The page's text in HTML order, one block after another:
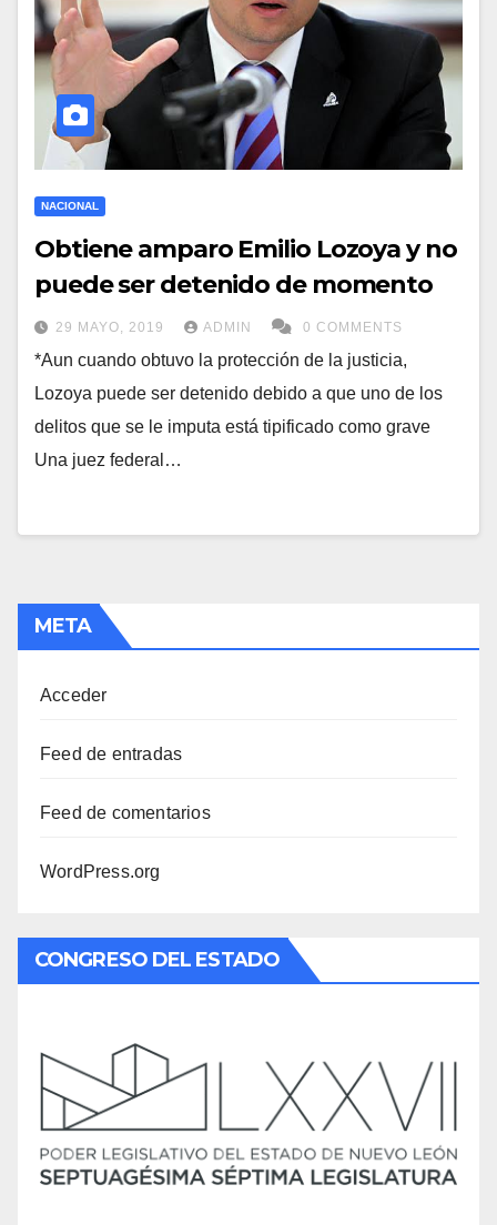
NACIONAL
Obtiene amparo Emilio Lozoya y no
puede ser detenido de momento
29 MAYO, 2019 ADMIN 0 COMMENTS
*Aun cuando obtuvo la protección de la justicia,
Lozoya puede ser detenido debido a que uno de los
delitos que se le imputa está tipificado como grave
Una juez federal…
META
Acceder
Feed de entradas
Feed de comentarios
WordPress.org
CONGRESO DEL ESTADO